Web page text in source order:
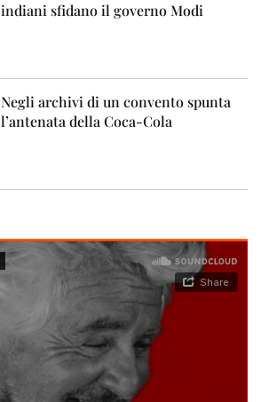
indiani sfidano il governo Modi
Negli archivi di un convento spunta
l’antenata della Coca-Cola